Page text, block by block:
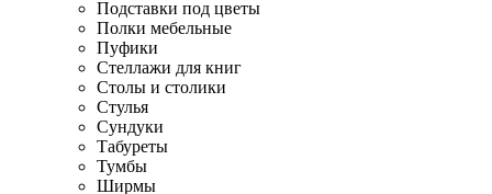
Подставки под цветы
Полки мебельные
Пуфики
Стеллажи для книг
Столы и столики
Стулья
Сундуки
Табуреты
Тумбы
Ширмы